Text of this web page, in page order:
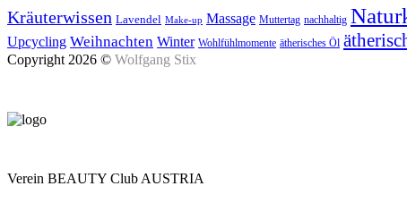
Kräuterwissen Lavendel Make-up Massage Muttertag nachhaltig
Upcycling Weihnachten Winter Wohlfühlmomente ätherisches Öl
Copyright 2026 © Wolfgang Stix
Verein BEAUTY Club AUSTRIA